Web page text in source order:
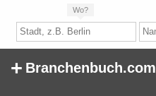
Wo?
+ Branchenbuch.com